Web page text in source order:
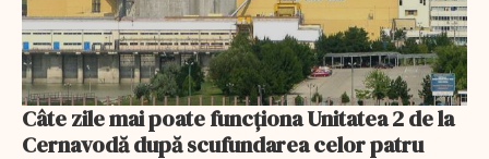
Câte zile mai poate funcționa Unitatea 2 de la
Cernavodă după scufundarea celor patru